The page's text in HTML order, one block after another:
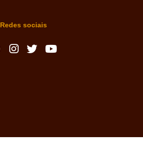
Redes sociais